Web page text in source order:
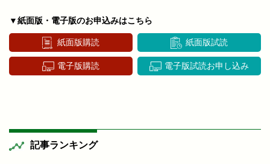
▼紙面版・電子版のお申込みはこちら
紙面版購読 紙面版試読
電子版購読 電子版試読お申し込み
記事ランキング